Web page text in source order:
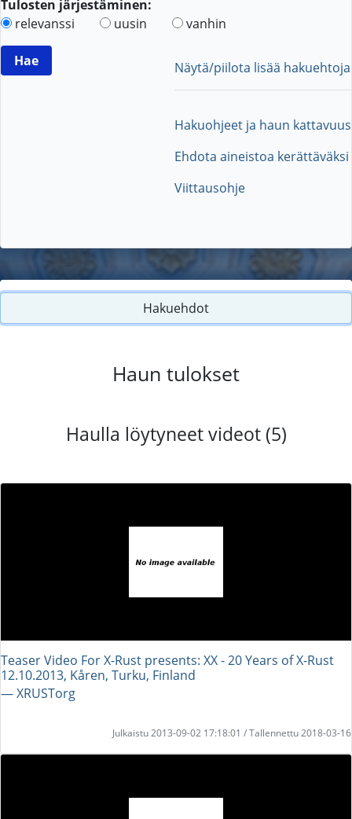
Tulosten järjestäminen:
relevanssi
uusin vanhin
Näytä/piilota lisää hakuehtoja
Hakuohjeet ja haun kattavuus
Ehdota aineistoa kerättäväksi
Viittausohje
Hakuehdot
Haun tulokset
Haulla löytyneet videot (5)
Teaser Video For X-Rust presents: XX - 20 Years of X-Rust
12.10.2013, Kåren, Turku, Finland
― XRUSTorg
Julkaistu 2013-09-02 17:18:01 / Tallennettu 2018-03-16